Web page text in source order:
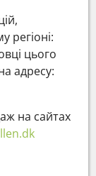
регіоні:
цього
адресу:
на сайтах